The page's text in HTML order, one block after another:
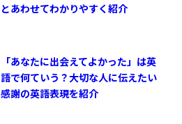
とあわせてわかりやすく紹介
「あなたに出会えてよかった」は英
語で何ていう？大切な人に伝えたい
感謝の英語表現を紹介